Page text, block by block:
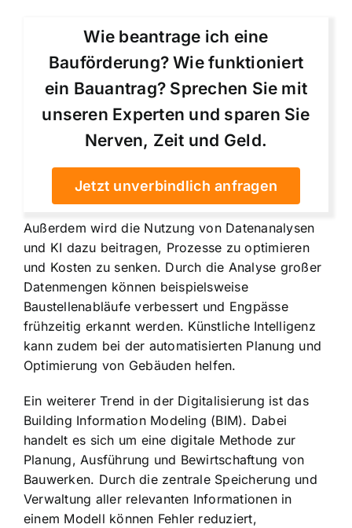
Wie beantrage ich eine
Bauförderung? Wie funktioniert
ein Bauantrag? Sprechen Sie mit
unseren Experten und sparen Sie
Nerven, Zeit und Geld.
Jetzt unverbindlich anfragen
Außerdem wird die Nutzung von Datenanalysen
und KI dazu beitragen, Prozesse zu optimieren
und Kosten zu senken. Durch die Analyse großer
Datenmengen können beispielsweise
Baustellenabläufe verbessert und Engpässe
frühzeitig erkannt werden. Künstliche Intelligenz
kann zudem bei der automatisierten Planung und
Optimierung von Gebäuden helfen.
Ein weiterer Trend in der Digitalisierung ist das
Building Information Modeling (BIM). Dabei
handelt es sich um eine digitale Methode zur
Planung, Ausführung und Bewirtschaftung von
Bauwerken. Durch die zentrale Speicherung und
Verwaltung aller relevanten Informationen in
einem Modell können Fehler reduziert,